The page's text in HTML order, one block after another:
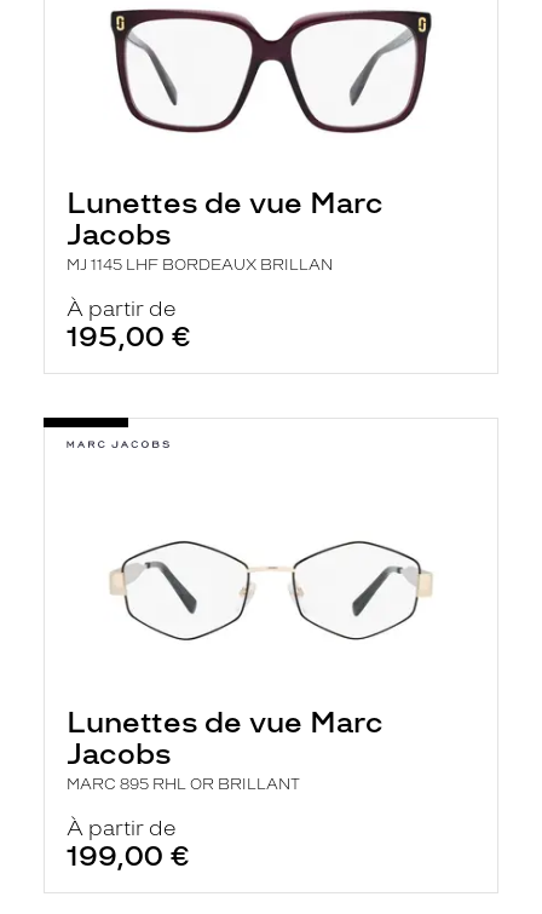
Lunettes de vue Marc
Jacobs
MJ 1145 LHF BORDEAUX BRILLAN
À partir de
195,00 €
Lunettes de vue Marc
Jacobs
MARC 895 RHL OR BRILLANT
À partir de
199,00 €